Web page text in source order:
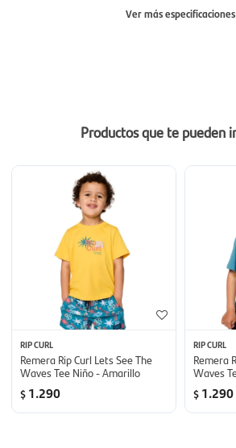
Ver más especificaciones
Productos que te pueden
RIP CURL
Remera Rip Curl Lets See The
Waves Tee Niño - Amarillo
$ 1.290
RIP CURL
Remera
Waves
$ 1.290